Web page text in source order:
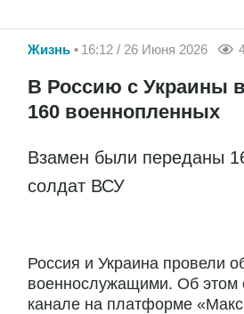
Жизнь 16:12 / 26 Июня 2026
В Россию с Украины
160 военнопленных
Взамен были переданы
солдат ВСУ
Россия и Украина провели
военнослужащими. Об этом
канале на платформе